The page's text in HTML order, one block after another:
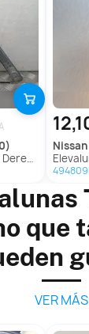
Qashqai
nissan
Elevalunas
que
VER MÁS